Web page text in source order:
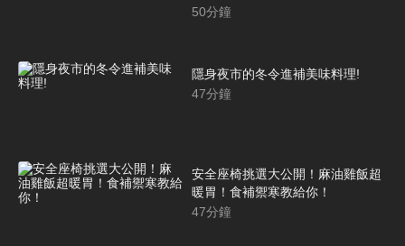
50分鐘
隱身夜市的冬令進補美味料理!
47分鐘
安全座椅挑選大公開！麻油雞飯超
暖胃！食補禦寒教給你！
47分鐘